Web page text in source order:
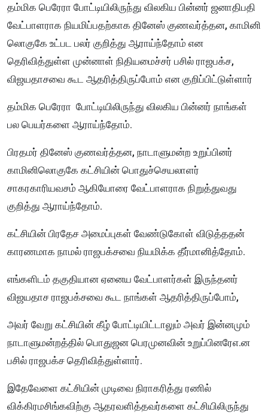
தம்மிக பெரேரா போட்டியிலிருந்து விலகிய பின்னர் ஜனாதிபதி
வேட்பாளராக நியமிப்பதற்காக தினேஸ் குணவர்த்தன, காமினி
லொகுகே உட்பட பலர் குறித்து ஆராய்ந்தோம் என
தெரிவித்துள்ள முன்னாள் நிதியமைச்சர் பசில் ராஜபக்ச,
விஜயதாசவை கூட ஆதரித்திருப்போம் என குறிப்பிட்டுள்ளார்
தம்மிக பெரேரா போட்டியிலிருந்து விலகிய பின்னர் நாங்கள்
பல பெயர்களை ஆராய்ந்தோம்.
பிரதமர் தினேஸ் குணவர்த்தன, நாடாளுமன்ற உறுப்பினர்
காமினிலொகுகே கட்சியின் பொதுச்செயலாளர்
சாகரகாரியவசம் ஆகியோரை வேட்பாளராக நிறுத்துவது
குறித்து ஆராய்ந்தோம்.
கட்சியின் பிரதேச அமைப்புகள் வேண்டுகோள் விடுத்ததன்
காரணமாக நாமல் ராஜபக்சவை நியமிக்க தீர்மானித்தோம்.
எங்களிடம் தகுதியான ஏனைய வேட்பாளர்கள் இருந்தனர்
விஜயதாச ராஜபக்சவை கூட நாங்கள் ஆதரித்திருப்போம்,
அவர் வேறு கட்சியின் கீழ் போட்டியிட்டாலும் அவர் இன்னமும்
நாடாளுமன்றத்தில் பொதுஜன பெரமுனவின் உறுப்பினரேஎ.ன
பசில் ராஜபக்ச தெரிவித்துள்ளார்.
இதேவேளை கட்சியின் முடிவை நிராகரித்து ரணில்
விக்கிரமசிங்கவிற்கு ஆதரவளித்தவர்களை கட்சியிலிருந்து